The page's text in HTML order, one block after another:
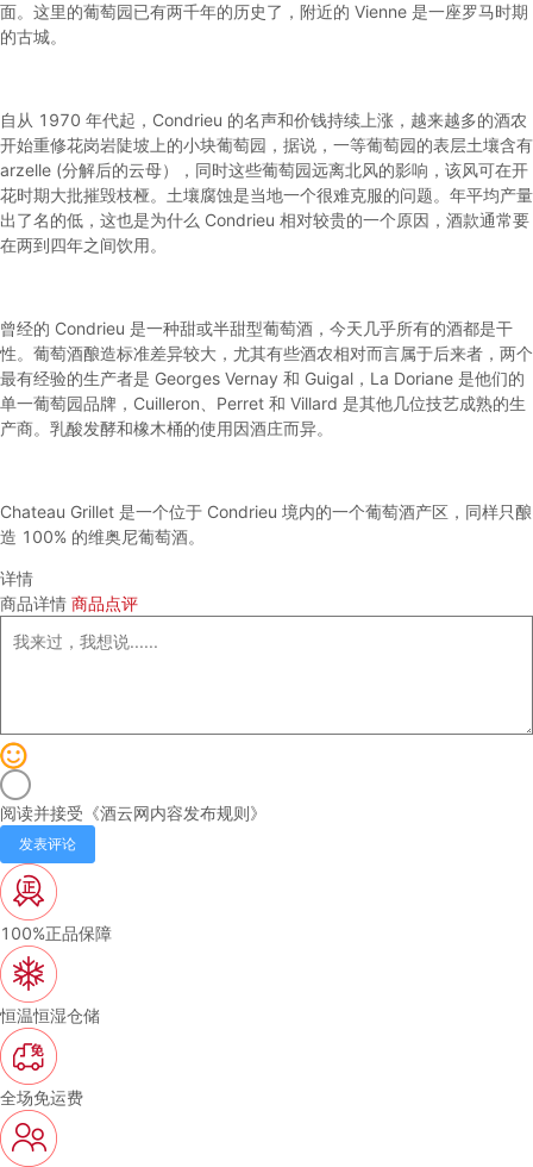
面。这里的葡萄园已有两千年的历史了，附近的 Vienne 是一座罗马时期
的古城。
自从 1970 年代起，Condrieu 的名声和价钱持续上涨，越来越多的酒农
开始重修花岗岩陡坡上的小块葡萄园，据说，一等葡萄园的表层土壤含有
arzelle (分解后的云母），同时这些葡萄园远离北风的影响，该风可在开
花时期大批摧毁枝桠。土壤腐蚀是当地一个很难克服的问题。年平均产量
出了名的低，这也是为什么 Condrieu 相对较贵的一个原因，酒款通常要
在两到四年之间饮用。
曾经的 Condrieu 是一种甜或半甜型葡萄酒，今天几乎所有的酒都是干
性。葡萄酒酿造标准差异较大，尤其有些酒农相对而言属于后来者，两个
最有经验的生产者是 Georges Vernay 和 Guigal，La Doriane 是他们的
单一葡萄园品牌，Cuilleron、Perret 和 Villard 是其他几位技艺成熟的生
产商。乳酸发酵和橡木桶的使用因酒庄而异。
Chateau Grillet 是一个位于 Condrieu 境内的一个葡萄酒产区，同样只酿
造 100% 的维奥尼葡萄酒。
详情
商品详情 商品点评
阅读并接受《酒云网内容发布规则》
发表评论
100%正品保障
恒温恒湿仓储
全场免运费